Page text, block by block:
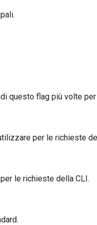
questo flag più volte
per le richieste
le richieste della CLI.